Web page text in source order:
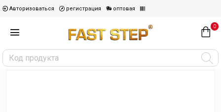
Авторизоваться регистрация оптовая
0